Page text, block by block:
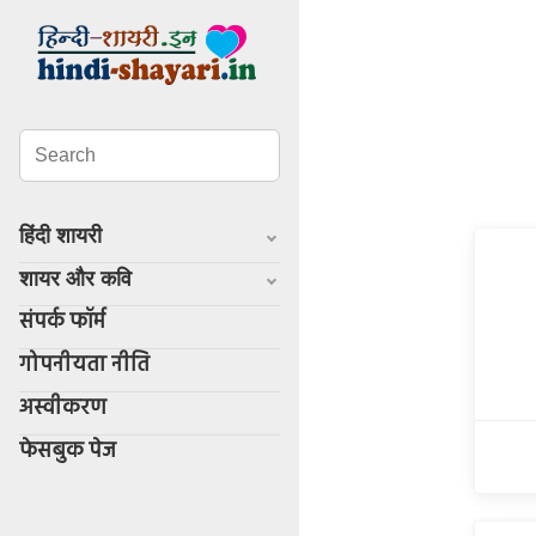
हिंदी शायरी
शायर और कवि
संपर्क फॉर्म
गोपनीयता नीति
अस्वीकरण
फेसबुक पेज